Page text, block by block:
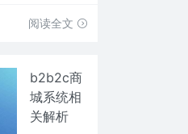
阅读全文
b2b2c商
城系统相
关解析